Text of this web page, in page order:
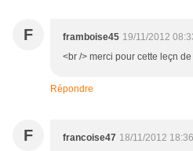
F framboise45 19/11/2012
<br /> merci pour cette leçn
Répondre
F francoise47 18/11/2012 18:36